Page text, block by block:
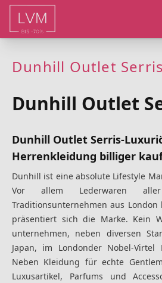
Dunhill Outlet Serris
Dunhill Outlet
Dunhill Outlet Serris-
Herrenkleidung billiger
Dunhill ist eine absolute Lifestyle
Vor allem Lederwaren
Traditionsunternehmen aus London
präsentiert sich die Marke. Kein
unternehmen, neben diversen
Japan, im Londonder Nobel-
Neben Kleidung für echte
Luxusartikel, Parfums und